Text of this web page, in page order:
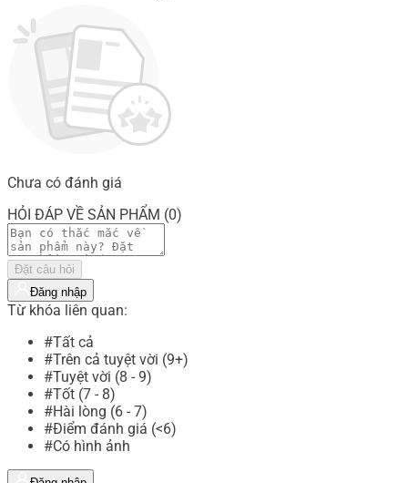
Chưa có đánh giá
HỎI ĐÁP VỀ SẢN PHẨM (0)
Đặt câu hỏi
Đăng nhập
Từ khóa liên quan:
#Tất cả
#Trên cả tuyệt vời (9+)
#Tuyệt vời (8 - 9)
#Tốt (7 - 8)
#Hài lòng (6 - 7)
#Điểm đánh giá (<6)
#Có hình ảnh